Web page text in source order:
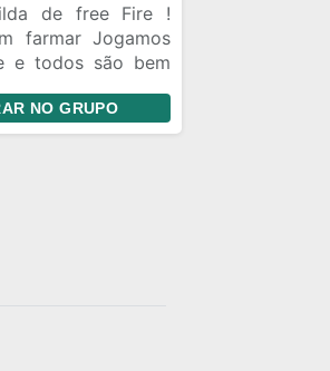
de free Fire !
farmar Jogamos
e todos são bem
NO GRUPO